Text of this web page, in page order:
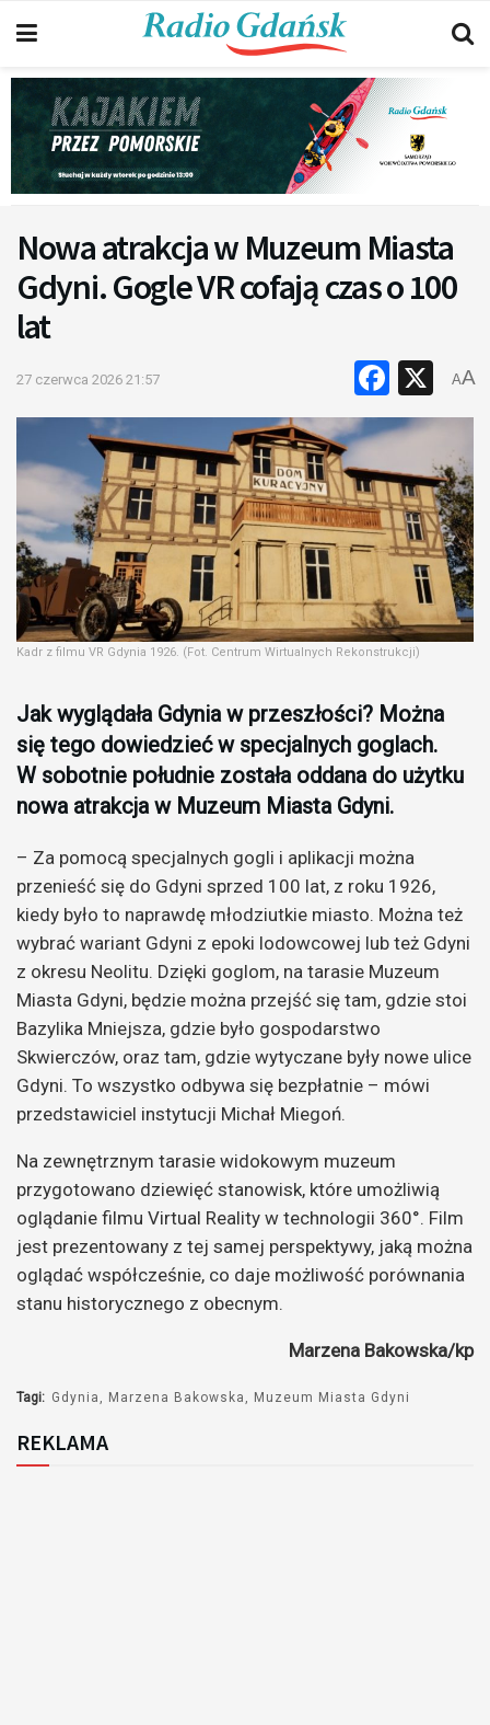
Nowa atrakcja w Muzeum Miasta
Gdyni. Gogle VR cofają czas o 100
lat
27 czerwca 2026 21:57 X
AA
Kadr z filmu VR Gdynia 1926. (Fot. Centrum Wirtualnych Rekonstrukcji)
Jak wyglądała Gdynia w przeszłości? Można
się tego dowiedzieć w specjalnych goglach.
W sobotnie południe została oddana do użytku
nowa atrakcja w Muzeum Miasta Gdyni.
– Za pomocą specjalnych gogli i aplikacji można
przenieść się do Gdyni sprzed 100 lat, z roku 1926,
kiedy było to naprawdę młodziutkie miasto. Można też
wybrać wariant Gdyni z epoki lodowcowej lub też Gdyni
z okresu Neolitu. Dzięki goglom, na tarasie Muzeum
Miasta Gdyni, będzie można przejść się tam, gdzie stoi
Bazylika Mniejsza, gdzie było gospodarstwo
Skwierczów, oraz tam, gdzie wytyczane były nowe ulice
Gdyni. To wszystko odbywa się bezpłatnie – mówi
przedstawiciel instytucji Michał Miegoń.
Na zewnętrznym tarasie widokowym muzeum
przygotowano dziewięć stanowisk, które umożliwią
oglądanie filmu Virtual Reality w technologii 360°. Film
jest prezentowany z tej samej perspektywy, jaką można
oglądać współcześnie, co daje możliwość porównania
stanu historycznego z obecnym.
Marzena Bakowska/kp
Tagi: Gdynia Marzena Bakowska Muzeum Miasta Gdyni
REKLAMA